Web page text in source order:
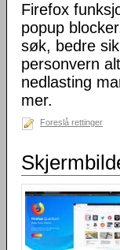
Firefox
popup
søk, bedre
personvern
nedlasting
mer.
Foreslå rettinger